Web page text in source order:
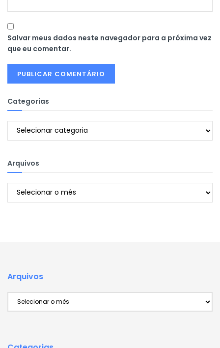
Salvar meus dados neste navegador para a próxima vez
que eu comentar.
Categorias
Categorias
Arquivos
Arquivos
Arquivos